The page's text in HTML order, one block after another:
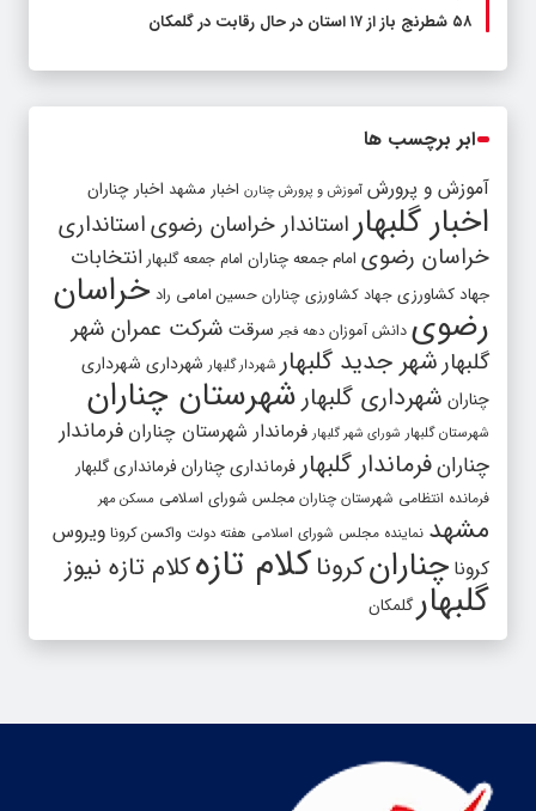
۵۸ شطرنج‌ باز از ۱۷ استان در حال رقابت در گلمکان
ابر برچسب ها
آموزش و پرورش آموزش و پرورش چنارن اخبار مشهد اخبار چناران
اخبار گلبهار استاندار خراسان رضویاستانداری
خراسان رضوی امام جمعه چناران امام جمعه گلبهار انتخابات
جهاد کشاورزی جهاد کشاورزی چناران حسین امامی راد خراسان
رضوی دانش آموزان دهه فجر سرقت شرکت عمران شهر
گلبهار شهر جدید گلبهار شهردار گلبهار شهرداری شهرداری
چناران شهرداری گلبهار شهرستان چناران
شهرستان گلبهار شورای شهر گلبهار فرماندار شهرستان چناران فرماندار
چنارانفرماندار گلبهار فرمانداری چناران فرمانداری گلبهار
فرمانده انتظامی شهرستان چناران مجلس شورای اسلامی مسکن مهر
مشهد نماینده مجلس شورای اسلامی هفته دولت واکسن کرونا ویروس
کرونا چنارانکروناکلام تازهکلام تازه نیوز
گلبهار گلمکان